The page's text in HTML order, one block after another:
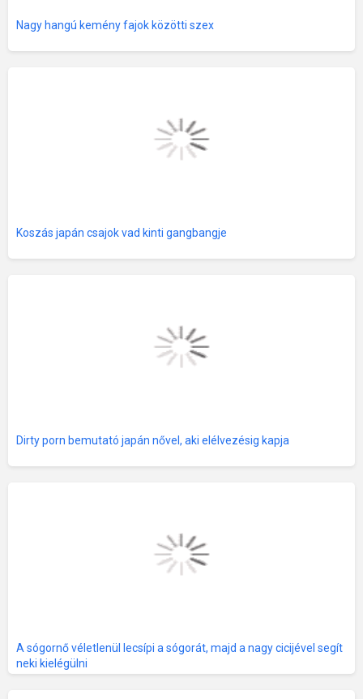
Nagy hangú kemény fajok közötti szex
Koszás japán csajok vad kinti gangbangje
Dirty porn bemutató japán nővel, aki elélvezésig kapja
A sógornő véletlenül lecsípi a sógorát, majd a nagy cicijével segít
neki kielégülni